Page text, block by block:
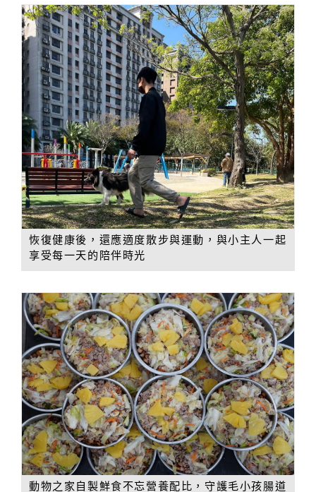
恢復健康後，還應適度散步與運動，與小主人一起
享受每一天的陪伴時光
動物之家自製鮮食不忘營養配比，守護毛小孩腸道